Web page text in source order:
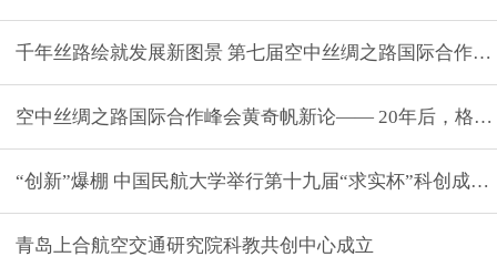
千年丝路绘就发展新图景 第七届空中丝绸之路国际合作
空中丝绸之路国际合作峰会黄奇帆新论—— 20年后，格局
“创新”爆棚 中国民航大学举行第十九届“求实杯”科创成果
青岛上合航空交通研究院科教共创中心成立